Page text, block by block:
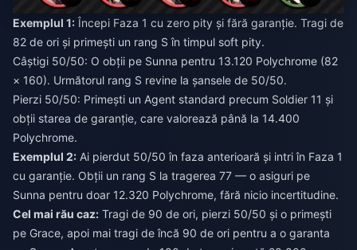
Exemplul 1: Începi Faza 1 cu zero pity și fără garanție. Tragi de
82 de ori și primești un rang S în timpul soft pity.
Câștigi 50/50: O obții pe Sunna pentru 13.120 Polychrome (82
× 160). Următorul rang S revine la șansele de 50/50.
Pierzi 50/50: Primești un Agent standard precum Soldier 11 și
obții starea de garanție, care valorează până la 14.400
Polychrome.
Exemplul 2: Ai pierdut 50/50 în faza anterioară și intri în Faza 1
cu garanție. Obții un rang S la tragerea 77 — o asiguri pe
Sunna pentru doar 12.320 Polychrome, fără nicio incertitudine.
Cel mai rău caz: Tragi de 90 de ori, pierzi 50/50 și o primești
pe Grace, apoi mai tragi de încă 90 de ori pentru a o garanta